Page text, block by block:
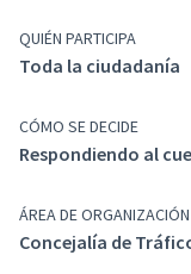
respuesta a las
Cuestionario.
las personas sin
Cómo participo:
Fechas de inicio
17 de julio hasta
incluidos).
QUIÉN PARTICIPA
Toda la ciudadanía
CÓMO SE DECIDE
Respondiendo al
ÁREA DE ORGANIZACIÓN
Concejalía de